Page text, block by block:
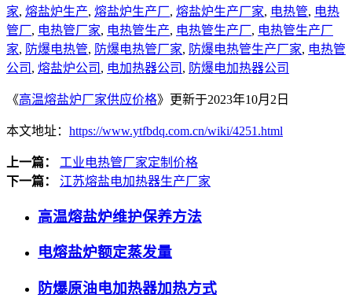
家, 熔盐炉生产, 熔盐炉生产厂, 熔盐炉生产厂家, 电热管, 电热
管厂, 电热管厂家, 电热管生产, 电热管生产厂, 电热管生产厂
家, 防爆电热管, 防爆电热管厂家, 防爆电热管生产厂家, 电热管
公司 , 熔盐炉公司 , 电加热器公司 , 防爆电加热器公司
《高温熔盐炉厂家供应价格》更新于2023年10月2日
本文地址： https://www.ytfbdq.com.cn/wiki/4251.html
上一篇：
工业电热管厂家定制价格
下一篇：
江苏熔盐电加热器生产厂家
高温熔盐炉维护保养方法
电熔盐炉额定蒸发量
防爆原油电加热器加热方式